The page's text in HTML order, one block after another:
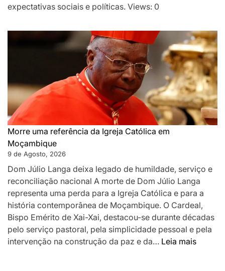
expectativas sociais e políticas. Views: 0
Morre uma referência da Igreja Católica em
Moçambique
9 de Agosto, 2026
Dom Júlio Langa deixa legado de humildade, serviço e
reconciliação nacional A morte de Dom Júlio Langa
representa uma perda para a Igreja Católica e para a
história contemporânea de Moçambique. O Cardeal,
Bispo Emérito de Xai-Xai, destacou-se durante décadas
pelo serviço pastoral, pela simplicidade pessoal e pela
intervenção na construção da paz e da… Leia mais: